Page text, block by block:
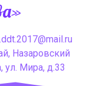
Назаровский
ул. Мира, д.33